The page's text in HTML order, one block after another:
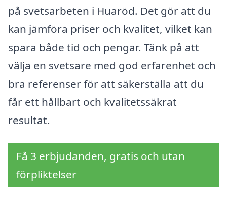
på svetsarbeten i Huaröd. Det gör att du
kan jämföra priser och kvalitet, vilket kan
spara både tid och pengar. Tänk på att
välja en svetsare med god erfarenhet och
bra referenser för att säkerställa att du
får ett hållbart och kvalitetssäkrat
resultat.
Få 3 erbjudanden, gratis och utan
förpliktelser